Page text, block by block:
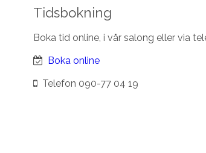
Tidsbokning
Boka tid online, i vår salong eller via
Boka online
Telefon 090-77 04 19